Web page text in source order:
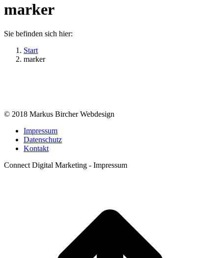
marker
Sie befinden sich hier:
Start
marker
© 2018 Markus Bircher Webdesign
Impressum
Datenschutz
Kontakt
Connect Digital Marketing - Impressum